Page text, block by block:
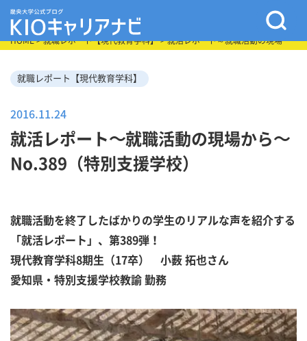
HOME>就職レポート【現代教育学科】> 就活レポート～就職活動の現場か
ら～No.389（特別支援学校）
就職レポート【現代教育学科】
2016.11.24
就活レポート～就職活動の現場から～
No.389（特別支援学校）
就職活動を終了したばかりの学生のリアルな声を紹介する
「就活レポート」、第389弾！
現代教育学科8期生（17卒） 小薮 拓也さん
愛知県・特別支援学校教諭 勤務